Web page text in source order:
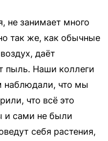
не занимает много
так же, как обычные
даёт
пыль. Наши коллеги
наблюдали, что мы
что всё это
и сами не были
себя растения,